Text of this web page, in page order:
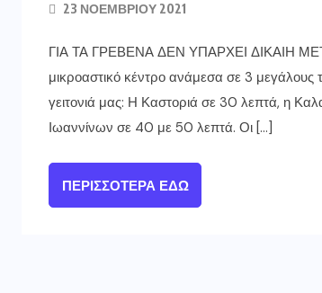
23 ΝΟΕΜΒΡΊΟΥ 2021
ΓΙΑ ΤΑ ΓΡΕΒΕΝΑ ΔΕΝ ΥΠΑΡΧΕΙ ΔΙΚΑΙΗ
μικροαστικό κέντρο ανάμεσα σε 3 μεγάλους
γειτονιά μας: Η Καστοριά σε 30 λεπτά, η
Ιωαννίνων σε 40 με 50 λεπτά. Οι […]
ΠΕΡΙΣΣΌΤΕΡΑ ΕΔΏ